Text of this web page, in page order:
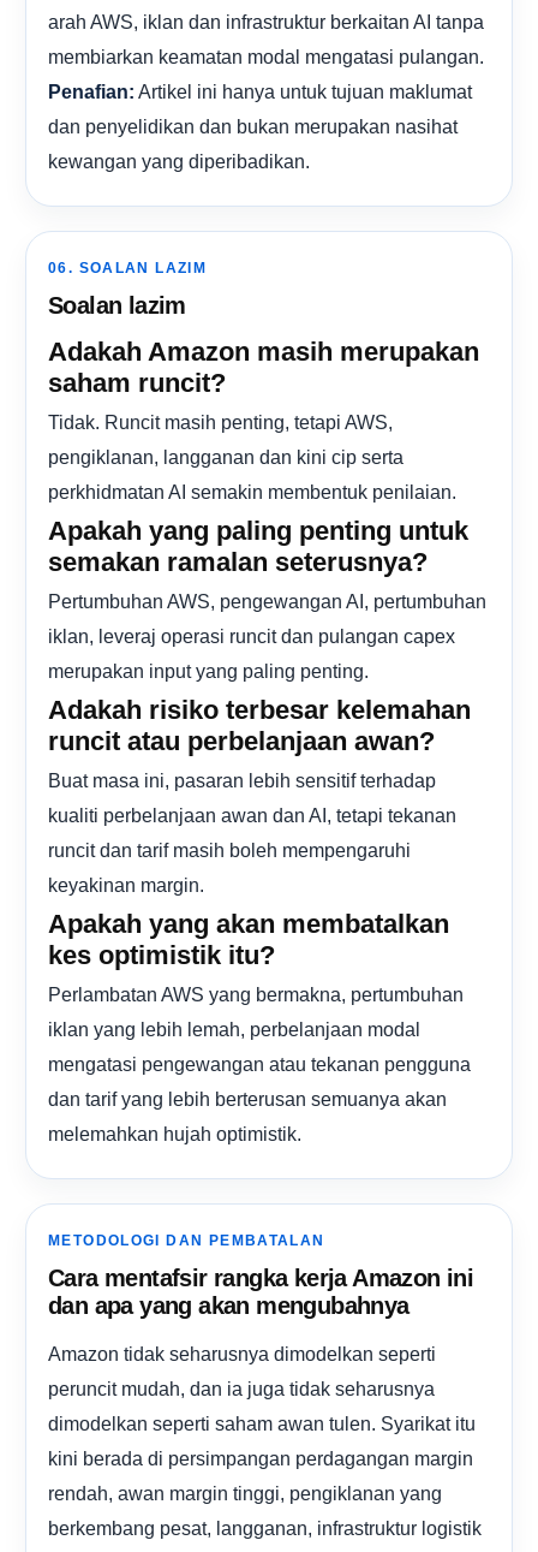
arah AWS, iklan dan infrastruktur berkaitan AI tanpa
membiarkan keamatan modal mengatasi pulangan.
Penafian: Artikel ini hanya untuk tujuan maklumat
dan penyelidikan dan bukan merupakan nasihat
kewangan yang diperibadikan.
06. SOALAN LAZIM
Soalan lazim
Adakah Amazon masih merupakan
saham runcit?
Tidak. Runcit masih penting, tetapi AWS,
pengiklanan, langganan dan kini cip serta
perkhidmatan AI semakin membentuk penilaian.
Apakah yang paling penting untuk
semakan ramalan seterusnya?
Pertumbuhan AWS, pengewangan AI, pertumbuhan
iklan, leveraj operasi runcit dan pulangan capex
merupakan input yang paling penting.
Adakah risiko terbesar kelemahan
runcit atau perbelanjaan awan?
Buat masa ini, pasaran lebih sensitif terhadap
kualiti perbelanjaan awan dan AI, tetapi tekanan
runcit dan tarif masih boleh mempengaruhi
keyakinan margin.
Apakah yang akan membatalkan
kes optimistik itu?
Perlambatan AWS yang bermakna, pertumbuhan
iklan yang lebih lemah, perbelanjaan modal
mengatasi pengewangan atau tekanan pengguna
dan tarif yang lebih berterusan semuanya akan
melemahkan hujah optimistik.
METODOLOGI DAN PEMBATALAN
Cara mentafsir rangka kerja Amazon ini
dan apa yang akan mengubahnya
Amazon tidak seharusnya dimodelkan seperti
peruncit mudah, dan ia juga tidak seharusnya
dimodelkan seperti saham awan tulen. Syarikat itu
kini berada di persimpangan perdagangan margin
rendah, awan margin tinggi, pengiklanan yang
berkembang pesat, langganan, infrastruktur logistik